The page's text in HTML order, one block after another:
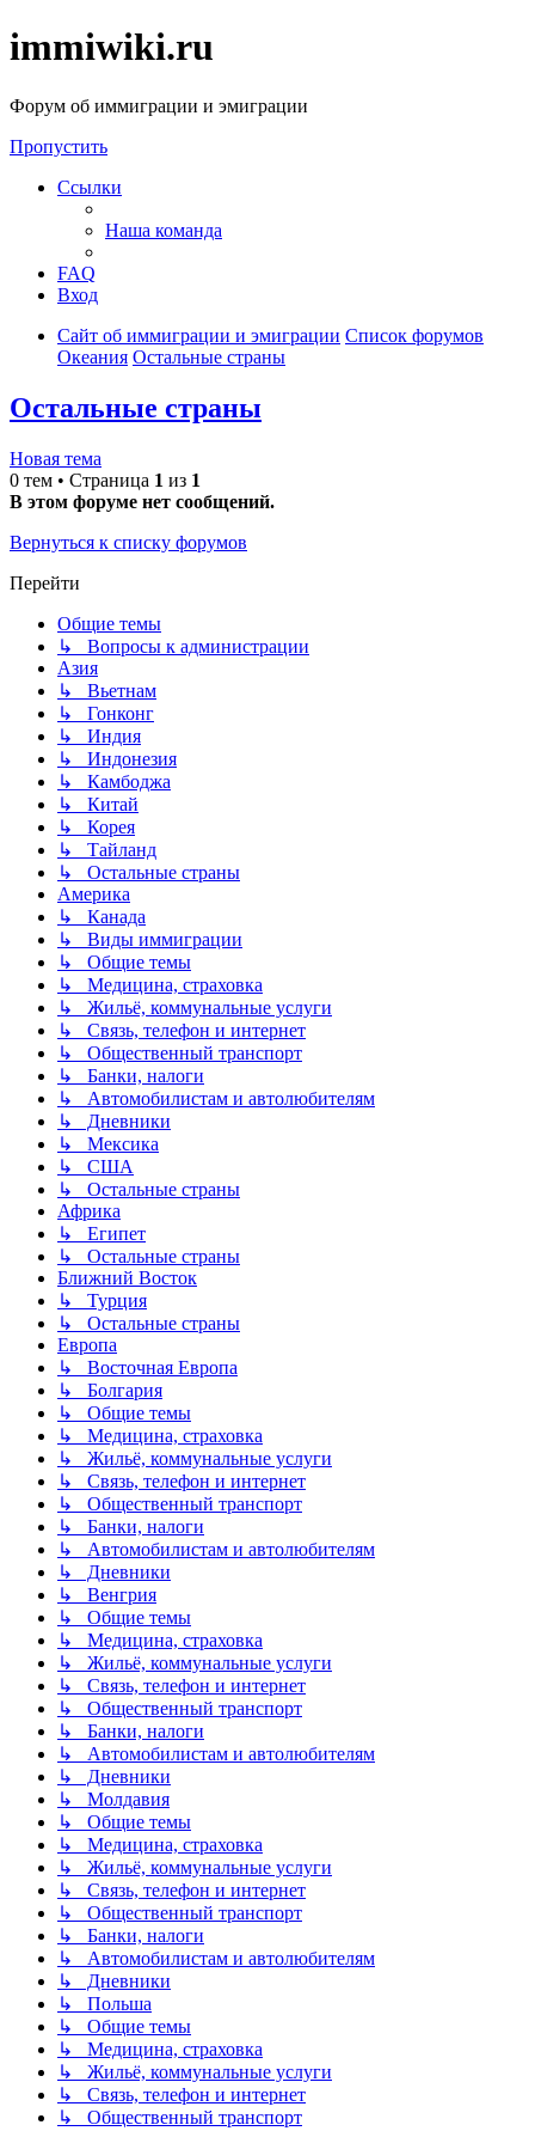
immiwiki.ru
Форум об иммиграции и эмиграции
Пропустить
Ссылки
Наша команда
FAQ
Вход
Сайт об иммиграции и эмиграции Список форумов
Океания Остальные страны
Остальные страны
Новая тема
0 тем • Страница 1 из 1
В этом форуме нет сообщений.
Вернуться к списку форумов
Перейти
Общие темы
↳ Вопросы к администрации
Азия
↳ Вьетнам
↳ Гонконг
↳ Индия
↳ Индонезия
↳ Камбоджа
↳ Китай
↳ Корея
↳ Тайланд
↳ Остальные страны
Америка
↳ Канада
↳ Виды иммиграции
↳ Общие темы
↳ Медицина, страховка
↳ Жильё, коммунальные услуги
↳ Связь, телефон и интернет
↳ Общественный транспорт
↳ Банки, налоги
↳ Автомобилистам и автолюбителям
↳ Дневники
↳ Мексика
↳ США
↳ Остальные страны
Африка
↳ Египет
↳ Остальные страны
Ближний Восток
↳ Турция
↳ Остальные страны
Европа
↳ Восточная Европа
↳ Болгария
↳ Общие темы
↳ Медицина, страховка
↳ Жильё, коммунальные услуги
↳ Связь, телефон и интернет
↳ Общественный транспорт
↳ Банки, налоги
↳ Автомобилистам и автолюбителям
↳ Дневники
↳ Венгрия
↳ Общие темы
↳ Медицина, страховка
↳ Жильё, коммунальные услуги
↳ Связь, телефон и интернет
↳ Общественный транспорт
↳ Банки, налоги
↳ Автомобилистам и автолюбителям
↳ Дневники
↳ Молдавия
↳ Общие темы
↳ Медицина, страховка
↳ Жильё, коммунальные услуги
↳ Связь, телефон и интернет
↳ Общественный транспорт
↳ Банки, налоги
↳ Автомобилистам и автолюбителям
↳ Дневники
↳ Польша
↳ Общие темы
↳ Медицина, страховка
↳ Жильё, коммунальные услуги
↳ Связь, телефон и интернет
↳ Общественный транспорт